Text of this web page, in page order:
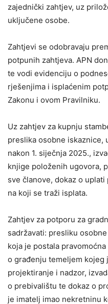
zajednički zahtjev, uz
uključene osobe.
Zahtjevi se odobravaju
potpunih zahtjeva. APN
te vodi evidenciju o
rješenjima i isplaćenim
Zakonu i ovom Pravilniku.
Uz zahtjev za kupnju
preslika osobne iskaznice,
nakon 1. siječnja 2025.,
knjige položenih ugovora,
sve članove, dokaz o
na koji se traži isplata.
Zahtjev za potporu za
sadržavati: presliku
koja je postala
o građenju temeljem kojeg
projektiranje i nadzor,
o prebivalištu te dokaz o
je imatelj imao nekretninu